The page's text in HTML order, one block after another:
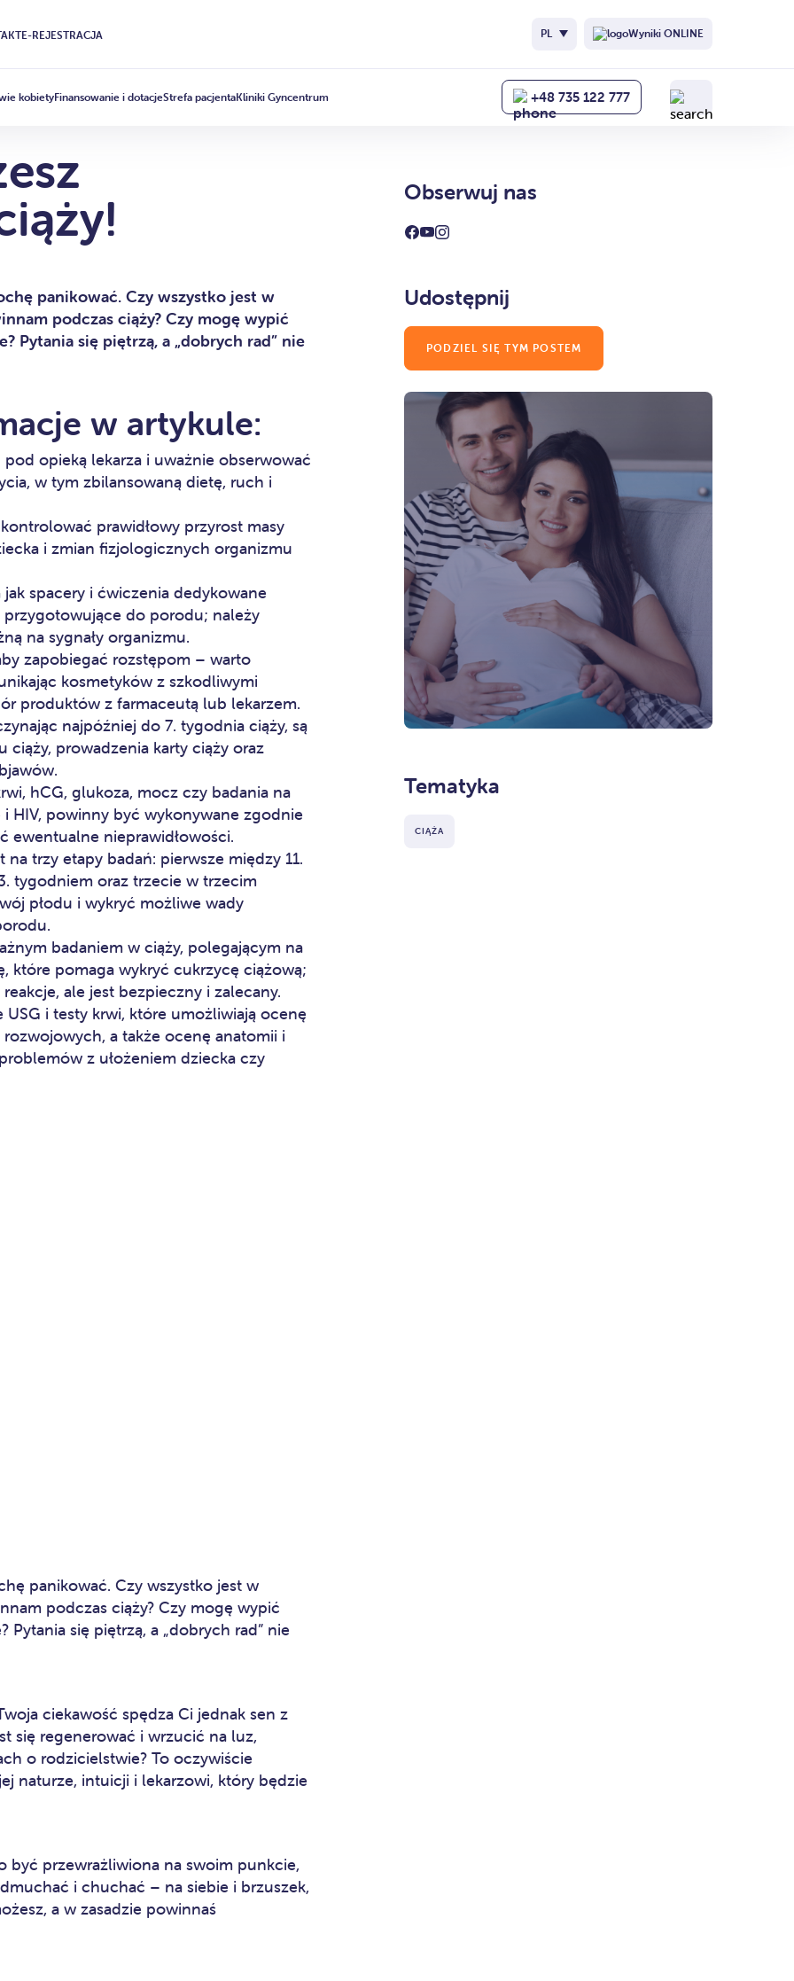
E-REJESTRACJA PL Wyniki ONLINE
kobietyFinansowanie i dotacjeStrefa pacjentaKliniki Gyncentrum +48 735 122 777
panikować. Czy wszystko jest w
podczas ciąży? Czy mogę wypić
Pytania się piętrzą, a „dobrych rad” nie
w artykule:
opieką lekarza i uważnie obserwować
w tym zbilansowaną dietę, ruch i
prawidłowy przyrost masy
i zmian fizjologicznych organizmu
spacery i ćwiczenia dedykowane
przygotowujące do porodu; należy
na sygnały organizmu.
zapobiegać rozstępom – warto
kosmetyków z szkodliwymi
produktów z farmaceutą lub lekarzem.
najpóźniej do 7. tygodnia ciąży, są
prowadzenia karty ciąży oraz
hCG, glukoza, mocz czy badania na
HIV, powinny być wykonywane zgodnie
ewentualne nieprawidłowości.
trzy etapy badań: pierwsze między 11.
tygodniem oraz trzecie w trzecim
płodu i wykryć możliwe wady
badaniem w ciąży, polegającym na
które pomaga wykryć cukrzycę ciążową;
ale jest bezpieczny i zalecany.
i testy krwi, które umożliwiają ocenę
a także ocenę anatomii i
z ułożeniem dziecka czy
panikować. Czy wszystko jest w
podczas ciąży? Czy mogę wypić
Pytania się piętrzą, a „dobrych rad” nie
ciekawość spędza Ci jednak sen z
się regenerować i wrzucić na luz,
o rodzicielstwie? To oczywiście
naturze, intuicji i lekarzowi, który będzie
być przewrażliwiona na swoim punkcie,
i chuchać – na siebie i brzuszek,
a w zasadzie powinnaś
Obserwuj nas
Udostępnij
PODZIEL SIĘ TYM POSTEM
Tematyka
CIĄŻA